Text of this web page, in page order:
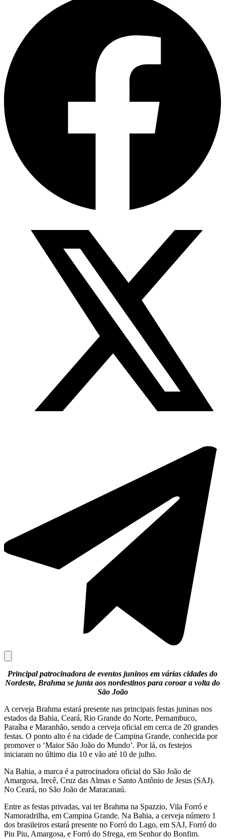
Principal patrocinadora de eventos juninos em várias cidades do
Nordeste, Brahma se junta aos nordestinos para coroar a volta do
São João
A cerveja Brahma estará presente nas principais festas juninas nos
estados da Bahia, Ceará, Rio Grande do Norte, Pernambuco,
Paraíba e Maranhão, sendo a cerveja oficial em cerca de 20 grandes
festas. O ponto alto é na cidade de Campina Grande, conhecida por
promover o ‘Maior São João do Mundo’. Por lá, os festejos
iniciaram no último dia 10 e vão até 10 de julho.
Na Bahia, a marca é a patrocinadora oficial do São João de
Amargosa, Irecê, Cruz das Almas e Santo Antônio de Jesus (SAJ).
No Ceará, no São João de Maracanaú.
Entre as festas privadas, vai ter Brahma na Spazzio, Vila Forró e
Namoradrilha, em Campina Grande. Na Bahia, a cerveja número 1
dos brasileiros estará presente no Forró do Lago, em SAJ, Forró do
Piu Piu, Amargosa, e Forró do Sfrega, em Senhor do Bonfim.